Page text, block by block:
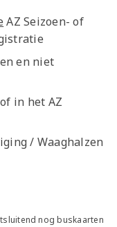
AZ Seizoen- of
en niet
in het AZ
/ Waaghalzen
nog buskaarten